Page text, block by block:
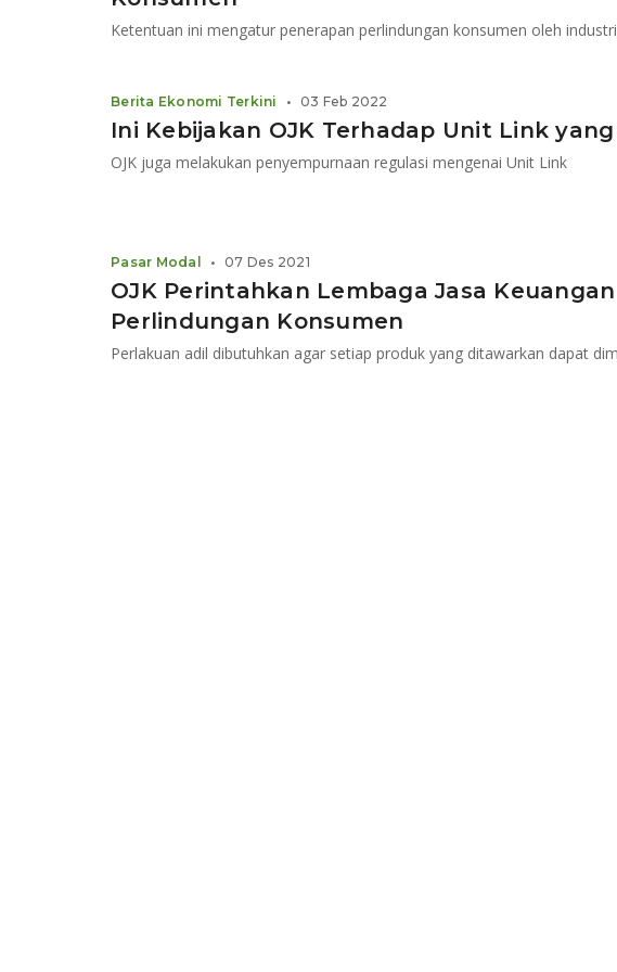
Ini Kebijakan OJK Terhadap Unit Link
OJK juga melakukan penyempurnaan regulasi mengenai Unit Link
Berita Ekonomi Terkini • 03 Feb 2022
OJK Perintahkan Lembaga Jasa
Perlindungan Konsumen
Perlakuan adil dibutuhkan agar setiap produk yang ditawarkan dapat
Pasar Modal • 07 Des 2021